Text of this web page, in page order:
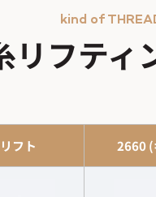
リフティ
kind of
フト 2660 (